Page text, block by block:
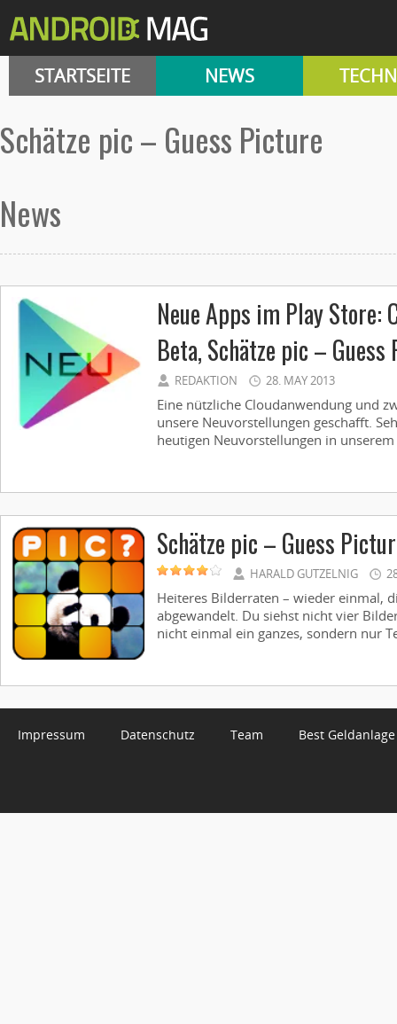
STARTSEITE NEWS
Schätze pic – Guess Picture
News
Neue Apps im Play Store:
Beta, Schätze pic –
REDAKTION 28. MAY 2013
Eine nützliche Cloudanwendung und
unsere Neuvorstellungen geschafft.
heutigen Neuvorstellungen in unserem
Schätze pic – Guess
HARALD GUTZELNIG
Heiteres Bilderraten – wieder einmal,
abgewandelt. Du siehst nicht vier
nicht einmal ein ganzes, sondern nur
Impressum Datenschutz Team Best Geldanlage